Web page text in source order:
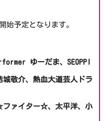
始予定となります。
ゆーだま、SEOPPI
敬介、熱血大道芸人ドラ
ァイター☆、太平洋、小